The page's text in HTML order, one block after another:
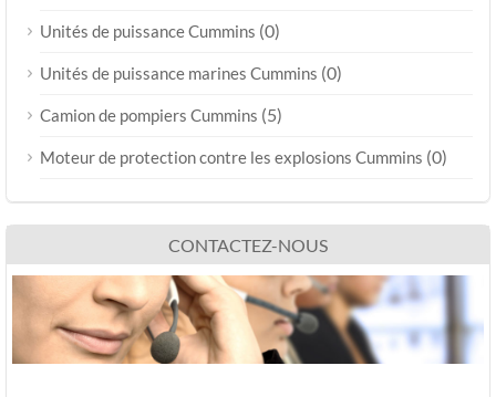
Unités de puissance Cummins (0)
Unités de puissance marines Cummins (0)
Camion de pompiers Cummins (5)
Moteur de protection contre les explosions Cummins (0)
CONTACTEZ-NOUS